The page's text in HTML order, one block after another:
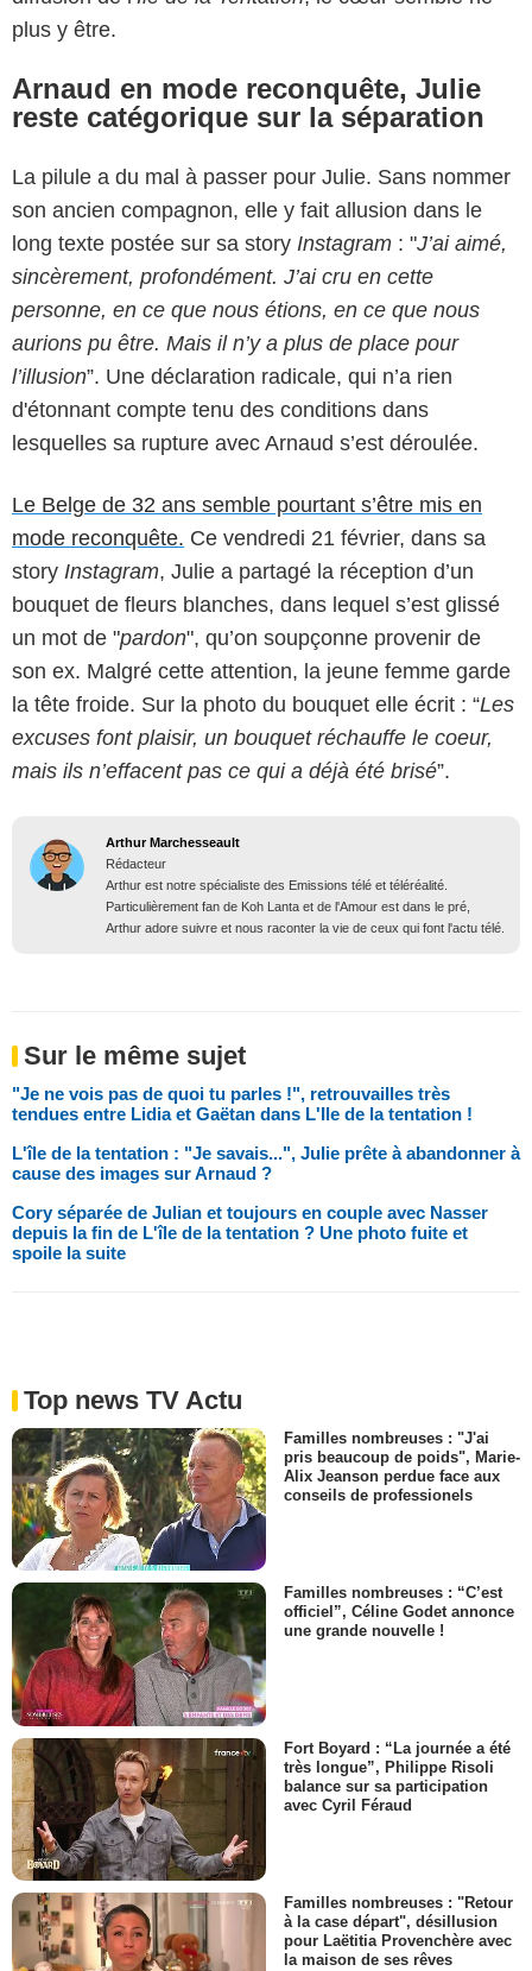
plus y être.
Arnaud en mode reconquête, Julie
reste catégorique sur la séparation
La pilule a du mal à passer pour Julie. Sans nommer
son ancien compagnon, elle y fait allusion dans le
long texte postée sur sa story Instagram : "J’ai aimé,
sincèrement, profondément. J’ai cru en cette
personne, en ce que nous étions, en ce que nous
aurions pu être. Mais il n’y a plus de place pour
l’illusion”. Une déclaration radicale, qui n’a rien
d'étonnant compte tenu des conditions dans
lesquelles sa rupture avec Arnaud s’est déroulée.
Le Belge de 32 ans semble pourtant s’être mis en
mode reconquête. Ce vendredi 21 février, dans sa
story Instagram, Julie a partagé la réception d’un
bouquet de fleurs blanches, dans lequel s’est glissé
un mot de "pardon", qu’on soupçonne provenir de
son ex. Malgré cette attention, la jeune femme garde
la tête froide. Sur la photo du bouquet elle écrit : “Les
excuses font plaisir, un bouquet réchauffe le coeur,
mais ils n’effacent pas ce qui a déjà été brisé”.
Arthur Marchesseault
Rédacteur
Arthur est notre spécialiste des Emissions télé et téléréalité.
Particulièrement fan de Koh Lanta et de l'Amour est dans le pré,
Arthur adore suivre et nous raconter la vie de ceux qui font l'actu télé.
Sur le même sujet
"Je ne vois pas de quoi tu parles !", retrouvailles très
tendues entre Lidia et Gaëtan dans L'Ile de la tentation !
L'île de la tentation : "Je savais...", Julie prête à abandonner à
cause des images sur Arnaud ?
Cory séparée de Julian et toujours en couple avec Nasser
depuis la fin de L'île de la tentation ? Une photo fuite et
spoile la suite
Top news TV Actu
Familles nombreuses : "J'ai
pris beaucoup de poids", Marie-
Alix Jeanson perdue face aux
conseils de professionels
Familles nombreuses : “C’est
officiel”, Céline Godet annonce
une grande nouvelle !
Fort Boyard : “La journée a été
très longue”, Philippe Risoli
balance sur sa participation
avec Cyril Féraud
Familles nombreuses : "Retour
à la case départ", désillusion
pour Laëtitia Provenchère avec
la maison de ses rêves